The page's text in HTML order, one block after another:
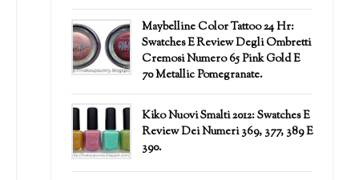
Maybelline Color Tattoo 24 Hr:
Swatches E Review Degli Ombretti
Cremosi Numero 65 Pink Gold E
70 Metallic Pomegranate.
Kiko Nuovi Smalti 2012: Swatches E
Review Dei Numeri 369, 377, 389 E
390.